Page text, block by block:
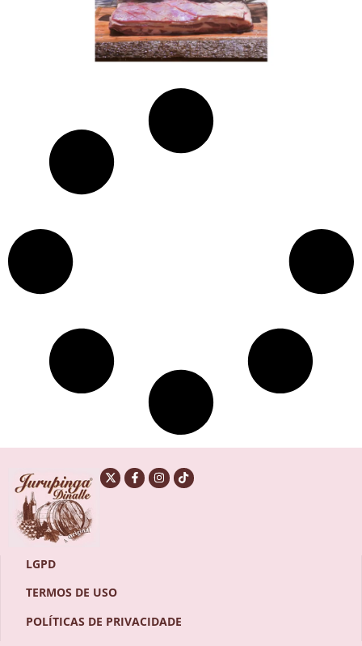
LGPD
TERMOS DE USO
POLÍTICAS DE PRIVACIDADE